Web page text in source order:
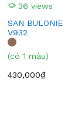
36 views
SAN BULONIE
V932
(có 1 màu)
430,000₫